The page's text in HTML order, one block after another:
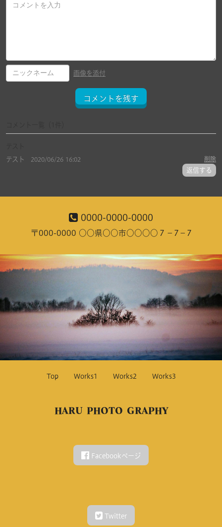
画像を添付
コメントを残す
テスト
2020/06/26 16:02 削除
返信する
0000-0000-0000
〒000-0000 ○○県○○市○○○○７－7－7
Top Works1 Works2 Works3
HARU PHOTO GRAPHY
Facebookページ
Twitter